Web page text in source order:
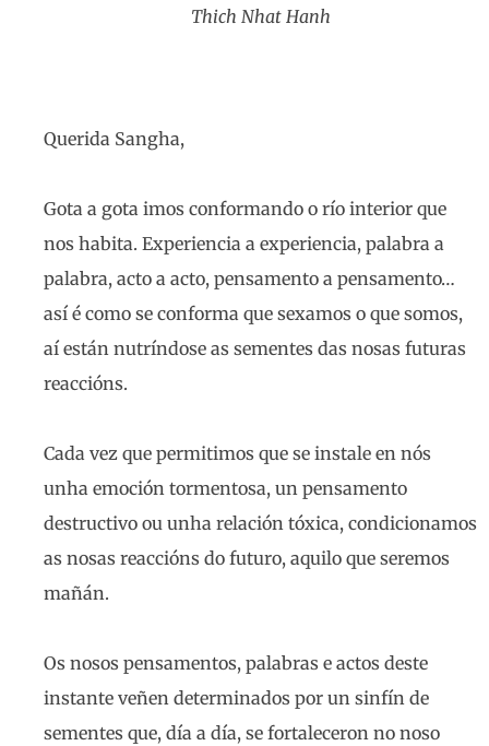
Thich Nhat Hanh
Querida Sangha,
Gota a gota imos conformando o río interior que
nos habita. Experiencia a experiencia, palabra a
palabra, acto a acto, pensamento a pensamento…
así é como se conforma que sexamos o que somos,
aí están nutríndose as sementes das nosas futuras
reaccións.
Cada vez que permitimos que se instale en nós
unha emoción tormentosa, un pensamento
destructivo ou unha relación tóxica, condicionamos
as nosas reaccións do futuro, aquilo que seremos
mañán.
Os nosos pensamentos, palabras e actos deste
instante veñen determinados por un sinfín de
sementes que, día a día, se fortaleceron no noso